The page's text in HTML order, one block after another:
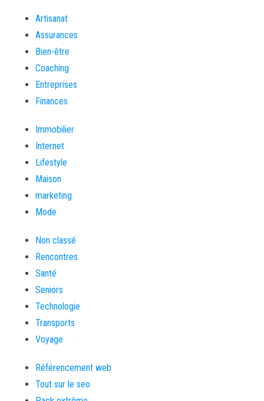
Artisanat
Assurances
Bien-être
Coaching
Entreprises
Finances
Immobilier
Internet
Lifestyle
Maison
marketing
Mode
Non classé
Rencontres
Santé
Seniors
Technologie
Transports
Voyage
Référencement web
Tout sur le seo